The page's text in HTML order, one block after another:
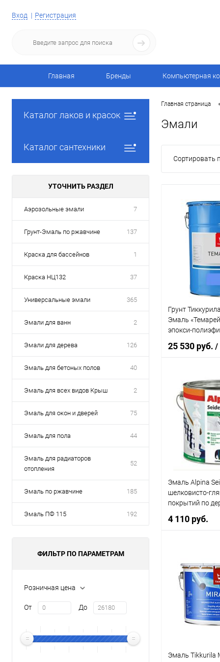
Вход Регистрация
Главная Бренды Компьютерная
Каталог лаков и красок
Каталог сантехники
УТОЧНИТЬ РАЗДЕЛ
Аэрозольные эмали 7
Грунт-Эмаль по ржавчине 137
Краска для бассейнов 1
Краска НЦ132 37
Универсальные эмали 365
Эмали для ванн 2
Эмали для дерева 126
Эмаль для бетоных полов 40
Эмаль для всех видов Крыш 2
Эмаль для окон и дверей 75
Эмаль для пола 44
Эмаль для радиаторов
отопления
52
Эмаль по ржавчине 185
Эмаль ПФ 115 192
ФИЛЬТР ПО ПАРАМЕТРАМ
Розничная цена
От До
Главная страница
Эмали
Сортировать
Грунт
Эмаль
эпокси-
(18л) База TCH
Industrial»
25 530 руб. /
В
Купить в 1
В избранное
Эмаль Alpina
шелковисто-
покрытий по
4 110 руб.
Купить в 1
В избранное
Литраж | Масса:
Элемент каталога:
Эмаль Tikkurila